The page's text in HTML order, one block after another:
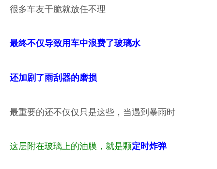
很多车友干脆就放任不理
最终不仅导致用车中浪费了玻璃水
还加剧了雨刮器的磨损
最重要的还不仅仅只是这些，当遇到暴雨时
这层附在玻璃上的油膜，就是颗定时炸弹